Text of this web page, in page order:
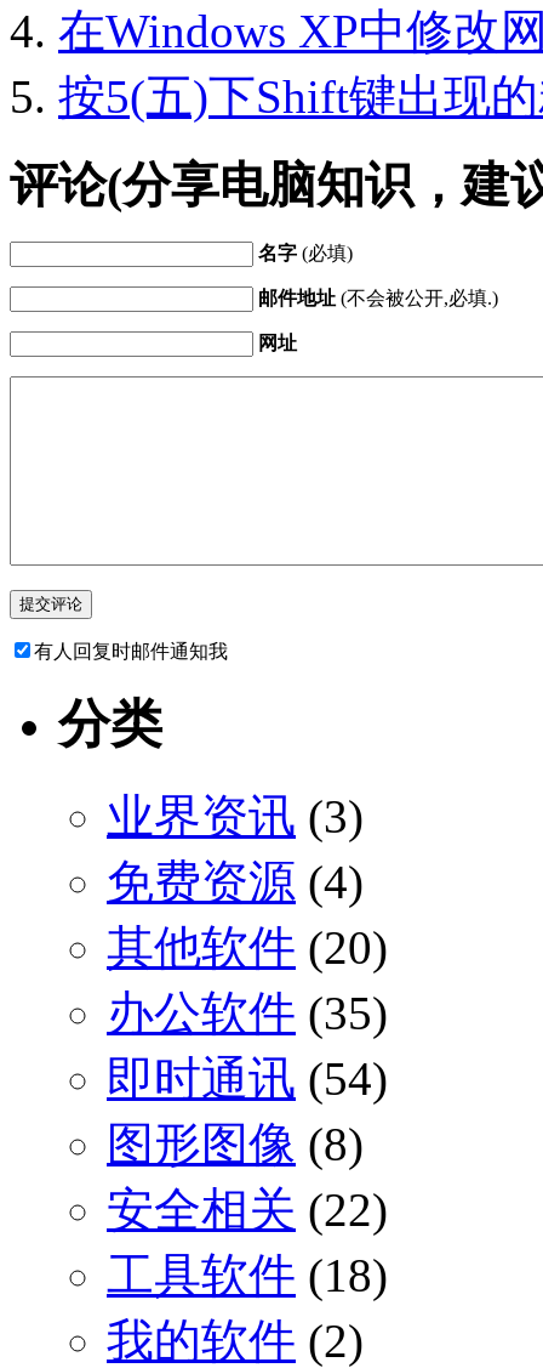
在Windows XP中修改
按5(五)下Shift键出现
评论(分享电脑知识，建
名字 (必填)
邮件地址 (不会被公开,必填.)
网址
有人回复时邮件通知我
分类
业界资讯 (3)
免费资源 (4)
其他软件 (20)
办公软件 (35)
即时通讯 (54)
图形图像 (8)
安全相关 (22)
工具软件 (18)
我的软件 (2)